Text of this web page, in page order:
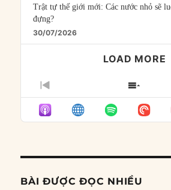
Trật tự thế giới mới: Các nước nhỏ sẽ
đựng?
30/07/2026
LOAD MORE
PREVIOUS
EPISODE
SHOW
LIST
BÀI ĐƯỢC ĐỌC NHIỀU